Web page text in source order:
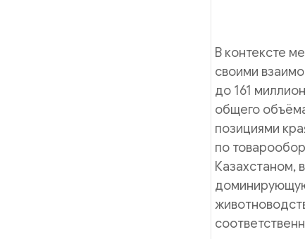
В контексте
своими
до 161
общего
позициями
по
Казахстаном,